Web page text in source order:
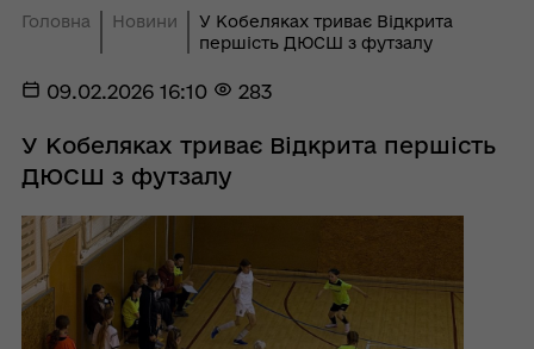
Головна Новини
У Кобеляках триває Відкрита
першість ДЮСШ з футзалу
09.02.2026 16:10 283
У Кобеляках триває Відкрита першість
ДЮСШ з футзалу